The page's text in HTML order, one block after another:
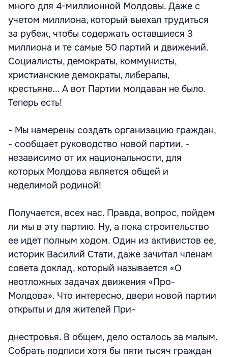
много для 4-миллионной Молдовы. Даже с
учетом миллиона, который выехал трудиться
за рубеж, чтобы содержать оставшиеся 3
миллиона и те самые 50 партий и движений.
Социалисты, демократы, коммунисты,
христианские демократы, либералы,
крестьяне... А вот Партии молдаван не было.
Теперь есть!
- Мы намерены создать организацию граждан,
- сообщает руководство новой партии, -
независимо от их национальности, для
которых Молдова является общей и
неделимой родиной!
Получается, всех нас. Правда, вопрос, пойдем
ли мы в эту партию. Ну, а пока строительство
ее идет полным ходом. Один из активистов ее,
историк Василий Стати, даже зачитал членам
совета доклад, который называется «О
неотложных задачах движения «Про-
Молдова». Что интересно, двери новой партии
открыты и для жителей При-
днестровья. В общем, дело осталось за малым.
Собрать подписи хотя бы пяти тысяч граждан